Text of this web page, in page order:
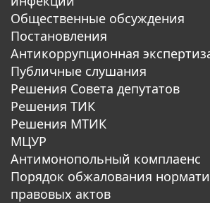
Общественные обсуждения
Постановления
Антикоррупционная
Публичные слушания
Решения Совета депутатов
Решения ТИК
Решения МТИК
МЦУР
Антимонопольный комплаенс
Порядок обжалования
правовых актов